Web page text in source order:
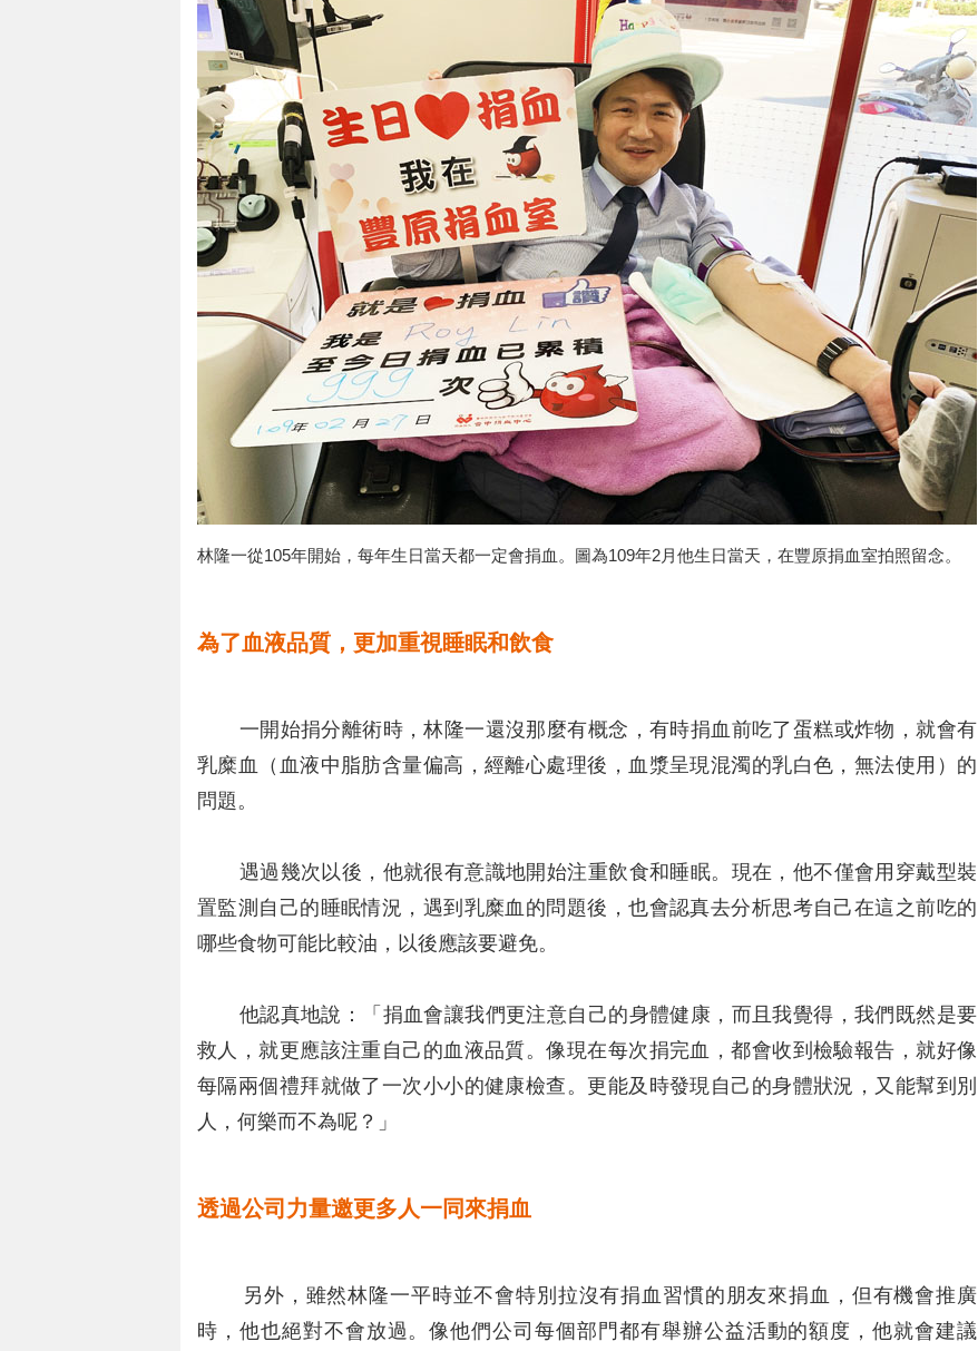
林隆一從105年開始，每年生日當天都一定會捐血。圖為109年2月他生日當天，在豐原捐血室拍照留念。
為了血液品質，更加重視睡眠和飲食
一開始捐分離術時，林隆一還沒那麼有概念，有時捐血前吃了蛋糕或炸物，就會有
乳糜血（血液中脂肪含量偏高，經離心處理後，血漿呈現混濁的乳白色，無法使用）的
問題。
遇過幾次以後，他就很有意識地開始注重飲食和睡眠。現在，他不僅會用穿戴型裝
置監測自己的睡眠情況，遇到乳糜血的問題後，也會認真去分析思考自己在這之前吃的
哪些食物可能比較油，以後應該要避免。
他認真地說：「捐血會讓我們更注意自己的身體健康，而且我覺得，我們既然是要
救人，就更應該注重自己的血液品質。像現在每次捐完血，都會收到檢驗報告，就好像
每隔兩個禮拜就做了一次小小的健康檢查。更能及時發現自己的身體狀況，又能幫到別
人，何樂而不為呢？」
透過公司力量邀更多人一同來捐血
另外，雖然林隆一平時並不會特別拉沒有捐血習慣的朋友來捐血，但有機會推廣
時，他也絕對不會放過。像他們公司每個部門都有舉辦公益活動的額度，他就會建議